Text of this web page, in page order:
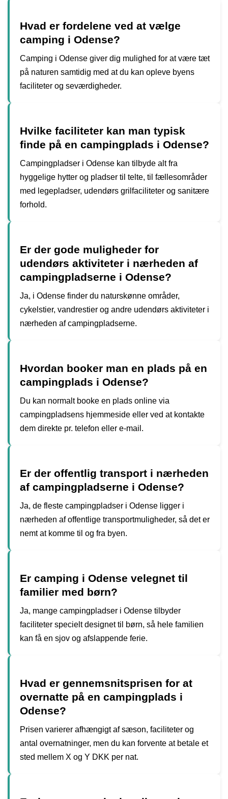
Hvad er fordelene ved at vælge
camping i Odense?
Camping i Odense giver dig mulighed for at være tæt
på naturen samtidig med at du kan opleve byens
faciliteter og seværdigheder.
Hvilke faciliteter kan man typisk
finde på en campingplads i Odense?
Campingpladser i Odense kan tilbyde alt fra
hyggelige hytter og pladser til telte, til fællesområder
med legepladser, udendørs grilfaciliteter og sanitære
forhold.
Er der gode muligheder for
udendørs aktiviteter i nærheden af
campingpladserne i Odense?
Ja, i Odense finder du naturskønne områder,
cykelstier, vandrestier og andre udendørs aktiviteter i
nærheden af campingpladserne.
Hvordan booker man en plads på en
campingplads i Odense?
Du kan normalt booke en plads online via
campingpladsens hjemmeside eller ved at kontakte
dem direkte pr. telefon eller e-mail.
Er der offentlig transport i nærheden
af campingpladserne i Odense?
Ja, de fleste campingpladser i Odense ligger i
nærheden af offentlige transportmuligheder, så det er
nemt at komme til og fra byen.
Er camping i Odense velegnet til
familier med børn?
Ja, mange campingpladser i Odense tilbyder
faciliteter specielt designet til børn, så hele familien
kan få en sjov og afslappende ferie.
Hvad er gennemsnitsprisen for at
overnatte på en campingplads i
Odense?
Prisen varierer afhængigt af sæson, faciliteter og
antal overnatninger, men du kan forvente at betale et
sted mellem X og Y DKK per nat.